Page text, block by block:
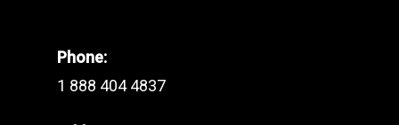
Phone:
1 888 404 4837